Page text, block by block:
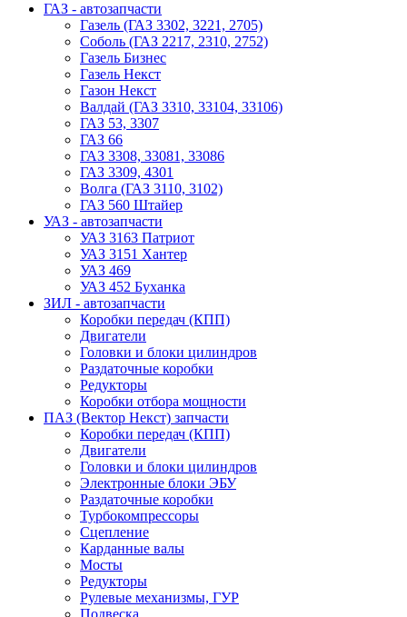
ГАЗ - автозапчасти
Газель (ГАЗ 3302, 3221, 2705)
Соболь (ГАЗ 2217, 2310, 2752)
Газель Бизнес
Газель Некст
Газон Некст
Валдай (ГАЗ 3310, 33104, 33106)
ГАЗ 53, 3307
ГАЗ 66
ГАЗ 3308, 33081, 33086
ГАЗ 3309, 4301
Волга (ГАЗ 3110, 3102)
ГАЗ 560 Штайер
УАЗ - автозапчасти
УАЗ 3163 Патриот
УАЗ 3151 Хантер
УАЗ 469
УАЗ 452 Буханка
ЗИЛ - автозапчасти
Коробки передач (КПП)
Двигатели
Головки и блоки цилиндров
Раздаточные коробки
Редукторы
Коробки отбора мощности
ПАЗ (Вектор Некст) запчасти
Коробки передач (КПП)
Двигатели
Головки и блоки цилиндров
Электронные блоки ЭБУ
Раздаточные коробки
Турбокомпрессоры
Сцепление
Карданные валы
Мосты
Редукторы
Рулевые механизмы, ГУР
Подвеска